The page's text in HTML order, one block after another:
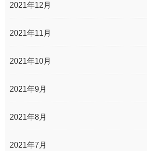
2021年12月
2021年11月
2021年10月
2021年9月
2021年8月
2021年7月